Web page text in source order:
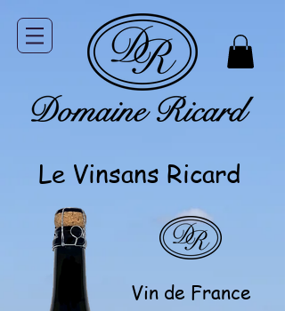
Le Vinsans Ricard
Vin de France